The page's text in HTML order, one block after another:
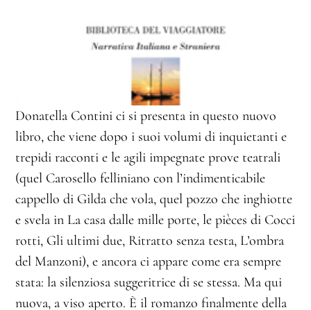
Donatella Contini ci si presenta in questo nuovo
libro, che viene dopo i suoi volumi di inquietanti e
trepidi racconti e le agili impegnate prove teatrali
(quel Carosello felliniano con l’indimenticabile
cappello di Gilda che vola, quel pozzo che inghiotte
e svela in La casa dalle mille porte, le pièces di Cocci
rotti, Gli ultimi due, Ritratto senza testa, L’ombra
del Manzoni), e ancora ci appare come era sempre
stata: la silenziosa suggeritrice di se stessa. Ma qui
nuova, a viso aperto. È il romanzo finalmente della